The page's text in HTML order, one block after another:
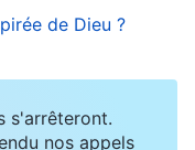
Des gens
le Seigneur
de Dieu ?
s'arrêteront.
nos appels